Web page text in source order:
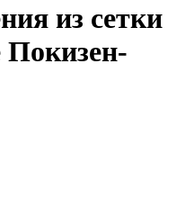
из сетки
Покизен-